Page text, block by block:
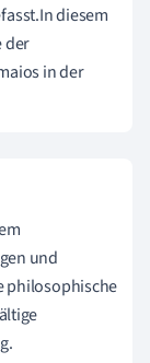
diesem
der
in der
und
philosophische